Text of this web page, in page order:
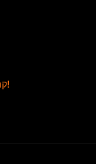
קריירה – אנחנו מגייסים!